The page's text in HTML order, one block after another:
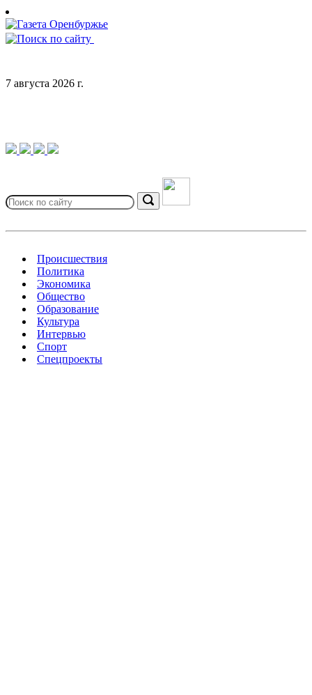
Skip
to
content
7 августа 2026 г.
for:
Search
Происшествия
Политика
Экономика
Общество
Образование
Культура
Интервью
Спорт
Спецпроекты